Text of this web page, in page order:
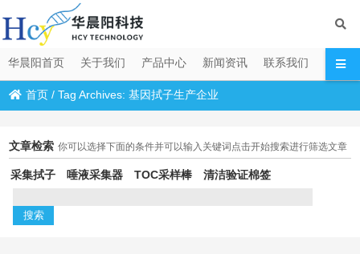
华晨阳首页 关于我们 产品中心 新闻资讯 联系我们
首页 /Tag Archives: 基因拭子生产企业
文章检索 你可以选择下面的条件并可以输入关键词点击开始搜索进行筛选文章
采集拭子 唾液采集器 TOC采样棒 清洁验证棉签